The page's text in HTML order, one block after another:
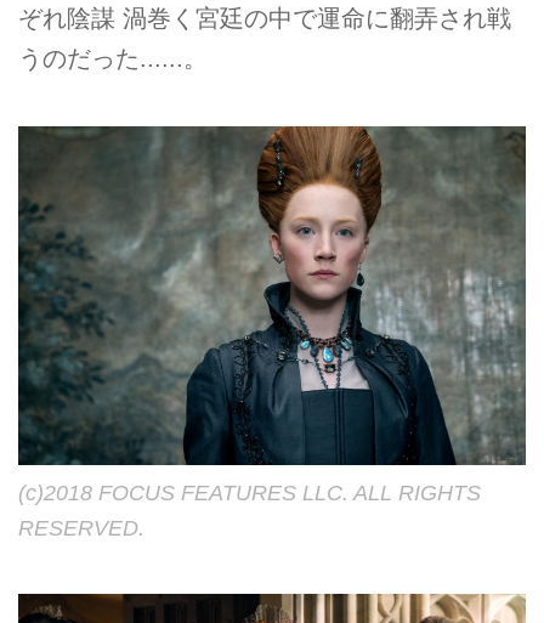
ぞれ陰謀 渦巻く宮廷の中で運命に翻弄され戦
うのだった......。
(c)2018 FOCUS FEATURES LLC. ALL RIGHTS
RESERVED.